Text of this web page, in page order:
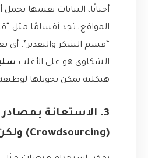
أحيانًا، البيانات نفسها
المواقع، تجد أقسامًا مثل
“قسم الشكر والتقدير”.
الشكاوى هو على الأغلب
هيكلية يمكن تحويلها
3. الاستعانة
(Crowdsourcing) ولكن بذكاء